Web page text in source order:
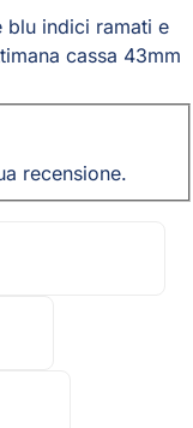
blu indici ramati e
cassa 43mm
recensione.